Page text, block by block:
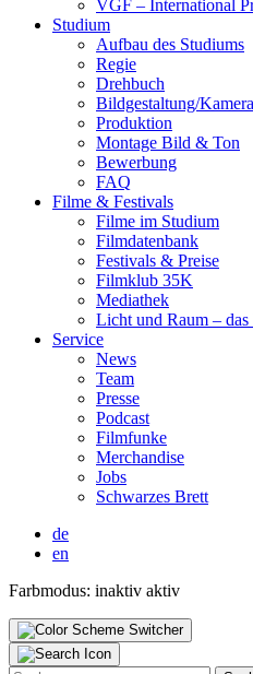
VGF – Inter­na­tio­nal
Stu­di­um
Auf­bau des Stu­di­ums
Regie
Dreh­buch
Bildgestaltung/​​Kamera
Pro­duk­ti­on
Mon­ta­ge Bild & Ton
Bewer­bung
FAQ
Fil­me & Fes­ti­vals
Fil­me im Stu­di­um
Film­da­ten­bank
Fes­ti­vals & Prei­se
Film­klub 35K
Media­thek
Licht und Raum – das
Ser­vice
News
Team
Pres­se
Pod­cast
Film­fun­ke
Mer­chan­di­se
Jobs
Schwar­zes Brett
de
en
Farbmodus: inaktiv aktiv